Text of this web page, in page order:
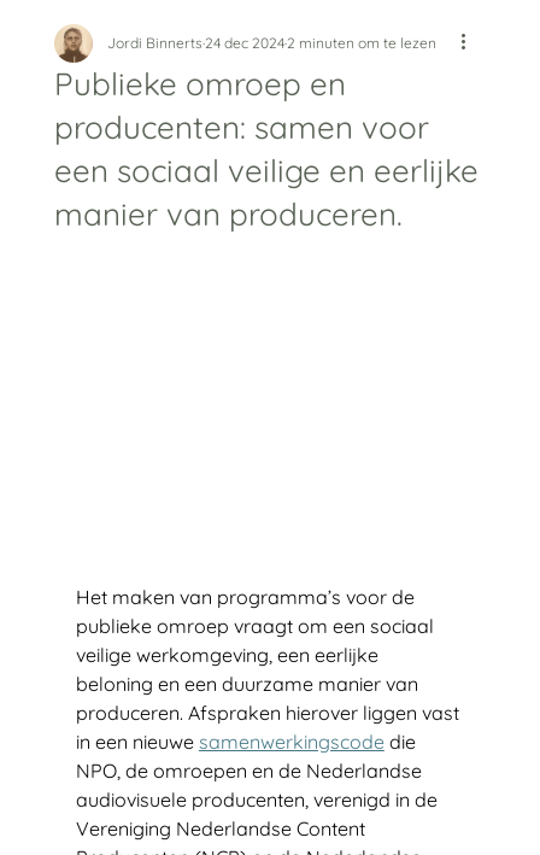
Publieke omroep en
producenten: samen voor
een sociaal veilige en eerlijke
manier van produceren.
Jordi Binnerts24 dec 20242 minuten om te lezen
Het maken van programma’s voor de
publieke omroep vraagt om een sociaal
veilige werkomgeving, een eerlijke
beloning en een duurzame manier van
produceren. Afspraken hierover liggen vast
in een nieuwe samenwerkingscode die
NPO, de omroepen en de Nederlandse
audiovisuele producenten, verenigd in de
Vereniging Nederlandse Content